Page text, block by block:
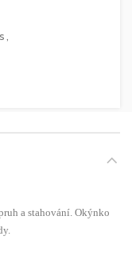
,
a stahování. Okýnko